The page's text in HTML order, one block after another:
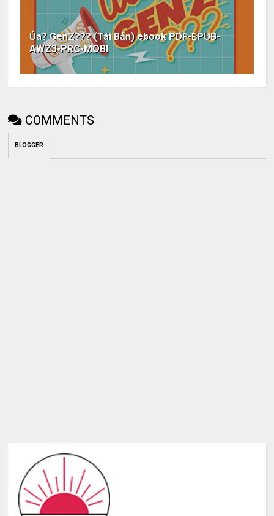
Ủa? GenZ??? (Tái Bản) ebook PDF-EPUB-
AWZ3-PRC-MOBI
COMMENTS
BLOGGER